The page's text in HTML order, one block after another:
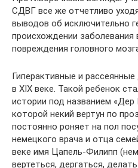
СДВГ все же отчетливо
выводов об исключительно
происхождении заболевания
повреждения головного
Гиперактивные и
в ХIХ веке. Такой ребенок
истории под названием
которой некий вертун по
постоянно роняет на пол
немецкого врача и отца
веке имя Цапель-Филипп
вертеться, дергаться,